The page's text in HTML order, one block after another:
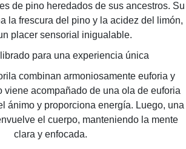
de pino heredados de sus ancestros. Su
la frescura del pino y la acidez del limón,
placer sensorial inigualable.
para una experiencia única
combinan armoniosamente euforia y
viene acompañado de una ola de euforia
ánimo y proporciona energía. Luego, una
el cuerpo, manteniendo la mente
clara y enfocada.